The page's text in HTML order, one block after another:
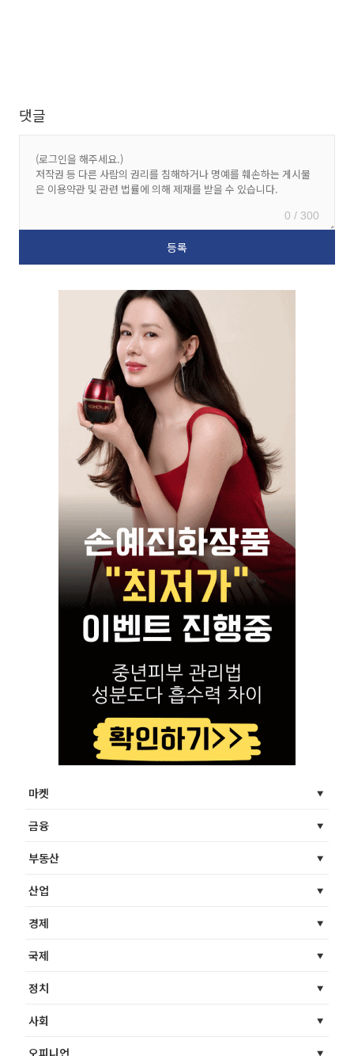
댓글
0 / 300
마켓
금융
부동산
산업
경제
국제
정치
사회
오피니언